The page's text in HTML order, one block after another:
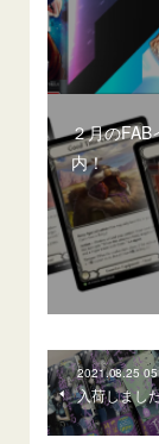
２月のFAB
内！
2021.08.25
入荷しまし